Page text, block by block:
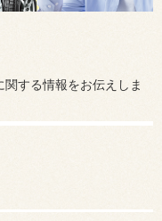
する情報をお伝えしま